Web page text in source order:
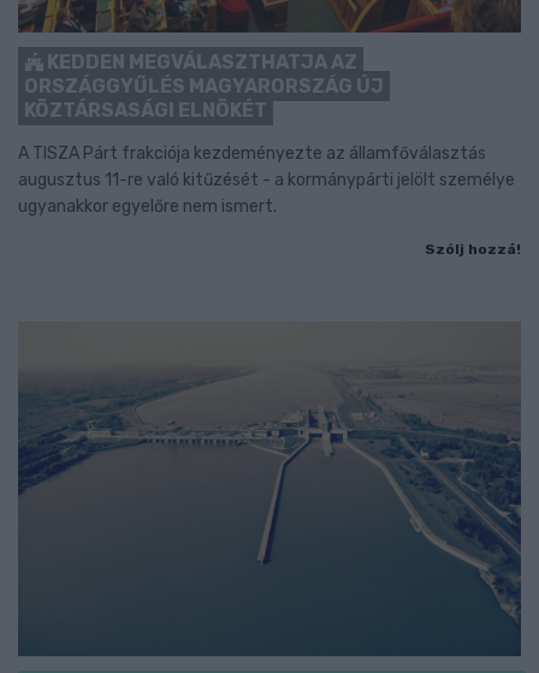
KEDDEN MEGVÁLASZTHATJA AZ
ORSZÁGGYŰLÉS MAGYARORSZÁG ÚJ
KÖZTÁRSASÁGI ELNÖKÉT
A TISZA Párt frakciója kezdeményezte az államfőválasztás
augusztus 11-re való kitűzését - a kormánypárti jelölt személye
ugyanakkor egyelőre nem ismert.
Szólj hozzá!